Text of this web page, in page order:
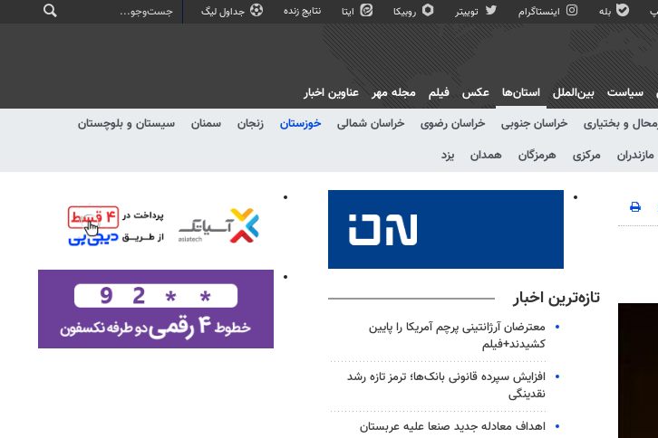
بله اینستاگرام توییتر روبیکا ایتا نتایج زنده جداول لیگ
سیاست بین‌الملل
استان‌ها
و بختیاری خراسان جنوبی خراسان رضوی خراسان شمالی خوزستان زنجان سمنان
سیستان و بلوچستان
مازندران مرکزی هرمزگان همدان یزد
عکس فیلم مجله مهر عناوین اخبار
تازه‌ترین اخبار
معترضان آرژانتینی پرچم آمریکا را پایین
کشیدند+فیلم
افزایش سپرده قانونی بانک‌ها؛ ترمز تازه رشد
نقدینگی
اهداف معادله جدید صنعا علیه عربستان